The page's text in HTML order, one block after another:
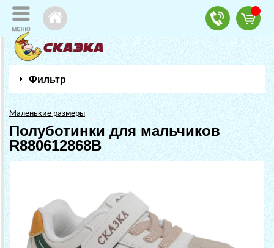
Фильтр
Маленькие размеры
Полуботинки для мальчиков
R880612868B